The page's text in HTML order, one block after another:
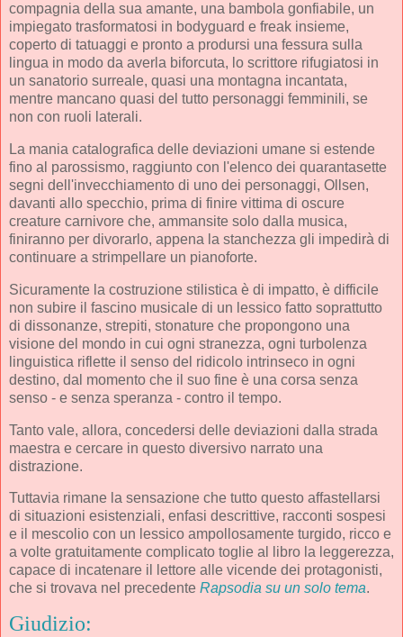
compagnia della sua amante, una bambola gonfiabile, un
impiegato trasformatosi in bodyguard e freak insieme,
coperto di tatuaggi e pronto a prodursi una fessura sulla
lingua in modo da averla biforcuta, lo scrittore rifugiatosi in
un sanatorio surreale, quasi una montagna incantata,
mentre mancano quasi del tutto personaggi femminili, se
non con ruoli laterali.
La mania catalografica delle deviazioni umane si estende
fino al parossismo, raggiunto con l'elenco dei quarantasette
segni dell'invecchiamento di uno dei personaggi, Ollsen,
davanti allo specchio, prima di finire vittima di oscure
creature carnivore che, ammansite solo dalla musica,
finiranno per divorarlo, appena la stanchezza gli impedirà di
continuare a strimpellare un pianoforte.
Sicuramente la costruzione stilistica è di impatto, è difficile
non subire il fascino musicale di un lessico fatto soprattutto
di dissonanze, strepiti, stonature che propongono una
visione del mondo in cui ogni stranezza, ogni turbolenza
linguistica riflette il senso del ridicolo intrinseco in ogni
destino, dal momento che il suo fine è una corsa senza
senso - e senza speranza - contro il tempo.
Tanto vale, allora, concedersi delle deviazioni dalla strada
maestra e cercare in questo diversivo narrato una
distrazione.
Tuttavia rimane la sensazione che tutto questo affastellarsi
di situazioni esistenziali, enfasi descrittive, racconti sospesi
e il mescolio con un lessico ampollosamente turgido, ricco e
a volte gratuitamente complicato toglie al libro la leggerezza,
capace di incatenare il lettore alle vicende dei protagonisti,
che si trovava nel precedente Rapsodia su un solo tema.
Giudizio: